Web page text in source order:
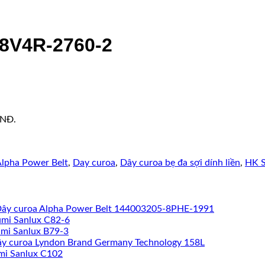
2760-2
Power Belt, Day curoa, Dây curoa bẹ đa sợi dính liền, HK
curoa Alpha Power Belt 144003205-8PHE-1991
Sanlux C82-6
Sanlux B79-3
curoa Lyndon Brand Germany Technology 158L
Sanlux C102